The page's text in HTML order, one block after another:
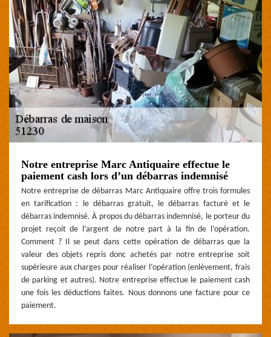
Notre entreprise Marc Antiquaire effectue le
paiement cash lors d’un débarras indemnisé
Notre entreprise de débarras Marc Antiquaire offre trois formules
en tarification : le débarras gratuit, le débarras facturé et le
débarras indemnisé. À propos du débarras indemnisé, le porteur du
projet reçoit de l’argent de notre part à la fin de l’opération.
Comment ? Il se peut dans cette opération de débarras que la
valeur des objets repris donc achetés par notre entreprise soit
supérieure aux charges pour réaliser l’opération (enlèvement, frais
de parking et autres). Notre entreprise effectue le paiement cash
une fois les déductions faites. Nous donnons une facture pour ce
paiement.